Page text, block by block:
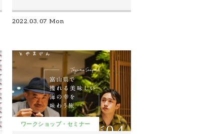
2022.03.07 Mon
ワークショップ・セミナー